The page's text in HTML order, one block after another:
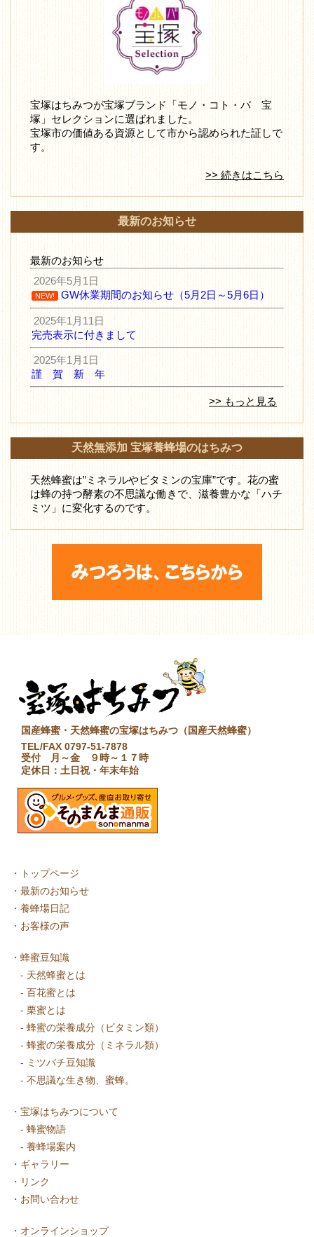
宝塚はちみつが宝塚ブランド「モノ・コト・バ 宝
塚」セレクションに選ばれました。
宝塚市の価値ある資源として市から認められた証しで
す。
>> 続きはこちら
最新のお知らせ
最新のお知らせ
2026年5月1日
NEW! GW休業期間のお知らせ（5月2日～5月6日）
2025年1月11日
完売表示に付きまして
2025年1月1日
謹 賀 新 年
>> もっと見る
天然無添加 宝塚養蜂場のはちみつ
天然蜂蜜は”ミネラルやビタミンの宝庫”です。花の蜜
は蜂の持つ酵素の不思議な働きで、滋養豊かな「ハチ
ミツ」に変化するのです。
国産蜂蜜・天然蜂蜜の宝塚はちみつ（国産天然蜂蜜）
TEL/FAX 0797-51-7878
受付 月～金 ９時～１７時
定休日：土日祝・年末年始
・
トップページ
・ 最新のお知らせ
・ 養蜂場日記
・ お客様の声
・ 蜂蜜豆知識
- 天然蜂蜜とは
- 百花蜜とは
- 栗蜜とは
- 蜂蜜の栄養成分（ビタミン類）
- 蜂蜜の栄養成分（ミネラル類）
- ミツバチ豆知識
- 不思議な生き物、蜜蜂。
・ 宝塚はちみつについて
- 蜂蜜物語
- 養蜂場案内
・ ギャラリー
・ リンク
・ お問い合わせ
・ オンラインショップ